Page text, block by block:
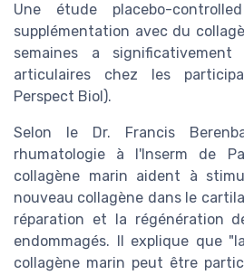
Une étude placebo-
supplémentation avec du
semaines a
articulaires chez les
Perspect Biol).
Selon le Dr. Francis
rhumatologie à l'Inserm de
collagène marin aident à
nouveau collagène dans le
réparation et la régénération
endommagés. Il explique que
collagène marin peut être